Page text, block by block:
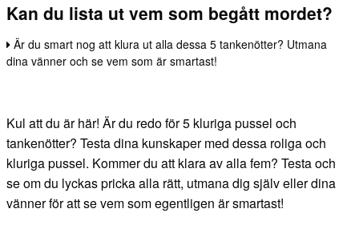
Kan du lista ut vem som begått mordet?
Är du smart nog att klura ut alla dessa 5 tankenötter? Utmana
dina vänner och se vem som är smartast!
Kul att du är här! Är du redo för 5 kluriga pussel och
tankenötter? Testa dina kunskaper med dessa roliga och
kluriga pussel. Kommer du att klara av alla fem? Testa och
se om du lyckas pricka alla rätt, utmana dig själv eller dina
vänner för att se vem som egentligen är smartast!